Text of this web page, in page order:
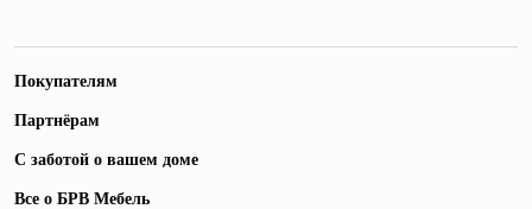
Покупателям
Партнёрам
С заботой о вашем доме
Все о БРВ Мебель